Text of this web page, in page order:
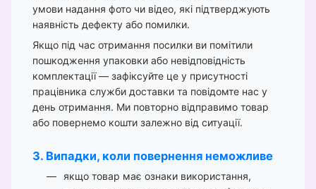
умови надання фото чи відео, які підтверджують
наявність дефекту або помилки.
Якщо під час отримання посилки ви помітили
пошкодження упаковки або невідповідність
комплектації — зафіксуйте це у присутності
працівника служби доставки та повідомте нас у
день отримання. Ми повторно відправимо товар
або повернемо кошти залежно від ситуації.
3. Випадки, коли повернення неможливе
якщо товар має ознаки використання,